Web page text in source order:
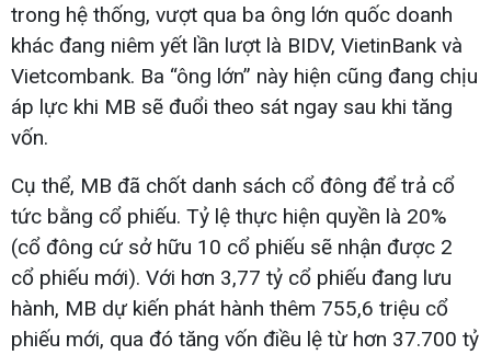
trong hệ thống, vượt qua ba ông lớn quốc doanh
khác đang niêm yết lần lượt là BIDV, VietinBank và
Vietcombank. Ba “ông lớn” này hiện cũng đang chịu
áp lực khi MB sẽ đuổi theo sát ngay sau khi tăng
vốn.
Cụ thể, MB đã chốt danh sách cổ đông để trả cổ
tức bằng cổ phiếu. Tỷ lệ thực hiện quyền là 20%
(cổ đông cứ sở hữu 10 cổ phiếu sẽ nhận được 2
cổ phiếu mới). Với hơn 3,77 tỷ cổ phiếu đang lưu
hành, MB dự kiến phát hành thêm 755,6 triệu cổ
phiếu mới, qua đó tăng vốn điều lệ từ hơn 37.700 tỷ